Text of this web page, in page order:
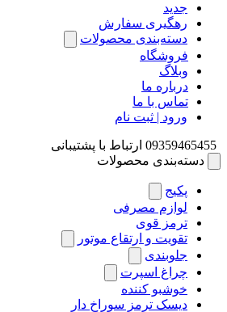
جدید
رهگیری سفارش
دسته‌بندی محصولات
فروشگاه
وبلاگ
درباره ما
تماس با ما
ورود | ثبت نام
09359465455 ارتباط با پشتیبانی
دسته‌بندی محصولات
پکیج
لوازم مصرفی
ترمز قوی
تقویت و ارتقاع موتور
جلوبندی
چراغ اسپرت
خوشبو کننده
دیسک ترمز سوراخ دار